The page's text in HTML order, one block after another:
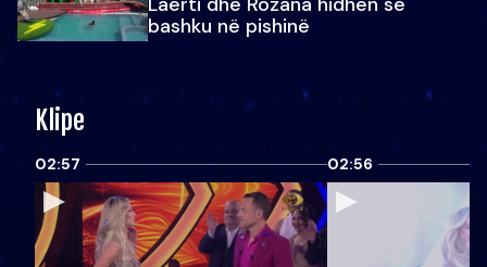
bashku në pishinë
Klipe
02:57 02:56